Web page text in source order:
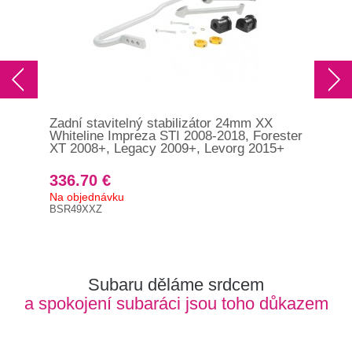
Zadní stavitelný stabilizátor 24mm XX
Whiteline Impreza STI 2008-2018, Forester
XT 2008+, Legacy 2009+, Levorg 2015+
336.70 €
Na objednávku
BSR49XXZ
Subaru děláme srdcem
a spokojení subaráci jsou toho důkazem